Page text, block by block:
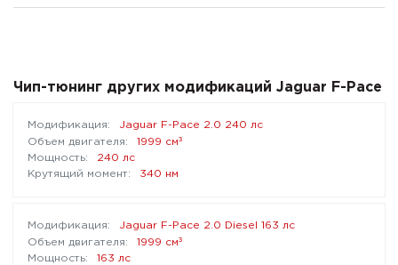
Чип-тюнинг других модификаций Jaguar F-Pace
Jaguar F-Pace 2.0 240 лс
1999 см³
240 лс
340 нм
Jaguar F-Pace 2.0 Diesel 163 лс
1999 см³
163 лс